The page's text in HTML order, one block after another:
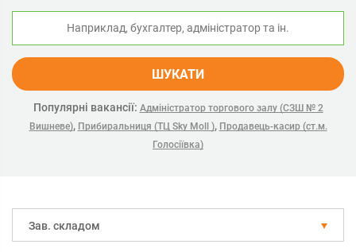
ШУКАТИ
Популярні вакансії: Адміністратор торгового залу (СЗШ № 2
Вишневе), Прибиральниця (ТЦ Sky Moll ), Продавець-касир (ст.м.
Голосіївка)
Зав. складом